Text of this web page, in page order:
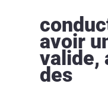
avoir
valide,
des